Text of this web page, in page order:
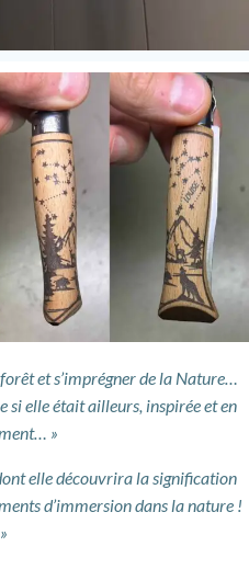
et s’imprégner de la Nature…
si elle était ailleurs, inspirée et en
»
elle découvrira la signification
d’immersion dans la nature !
»